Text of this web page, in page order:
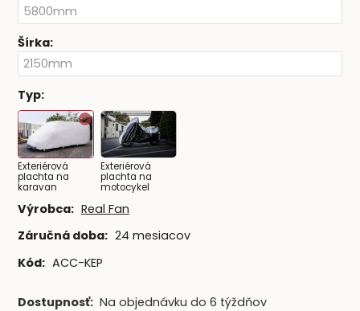
Šírka:
Typ:
Exteriérová
plachta na
karavan
Exteriérová
plachta na
motocykel
Výrobca: Real Fan
Záručná doba: 24 mesiacov
Kód: ACC-KEP
Dostupnosť: Na objednávku do 6 týždňov